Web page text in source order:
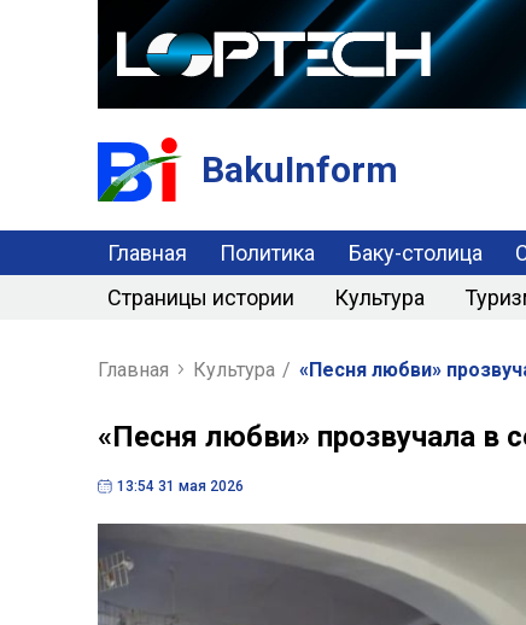
BakuInform
Главная Политика Баку-столица
Страницы истории
Культура
Главная Культура / «Песня любви»
«Песня любви» прозвучала в
13:54 31 мая 2026